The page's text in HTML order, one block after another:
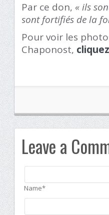
Par ce don, « ils
sont fortifiés de la
Pour voir les
Chaponost,
Leave a
Name*